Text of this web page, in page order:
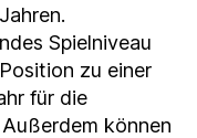
Spielniveau
zu einer
für die
können